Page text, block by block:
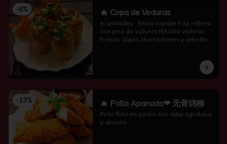
-6% 🔥 Copa de Veduras
ei unidades..   Masa wantán frita rellena
con pino de vuduras (Mucho veduras
frescas ,algas ,champiñones y cebollin
-13% 🔥 Pollo Apanado❤ 无骨鸡柳
Pollo frito en panko con salsa agridulce
y sésamo